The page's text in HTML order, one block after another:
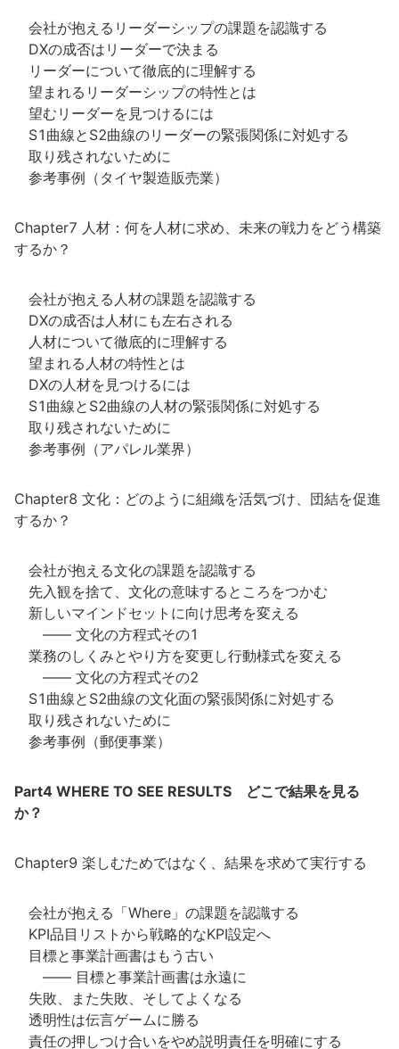
会社が抱えるリーダーシップの課題を認識する
DXの成否はリーダーで決まる
リーダーについて徹底的に理解する
望まれるリーダーシップの特性とは
望むリーダーを見つけるには
S1曲線とS2曲線のリーダーの緊張関係に対処する
取り残されないために
参考事例（タイヤ製造販売業）
Chapter7 人材：何を人材に求め、未来の戦力をどう構築
するか？
会社が抱える人材の課題を認識する
DXの成否は人材にも左右される
人材について徹底的に理解する
望まれる人材の特性とは
DXの人材を見つけるには
S1曲線とS2曲線の人材の緊張関係に対処する
取り残されないために
参考事例（アパレル業界）
Chapter8 文化：どのように組織を活気づけ、団結を促進
するか？
会社が抱える文化の課題を認識する
先入観を捨て、文化の意味するところをつかむ
新しいマインドセットに向け思考を変える
―― 文化の方程式その1
業務のしくみとやり方を変更し行動様式を変える
―― 文化の方程式その2
S1曲線とS2曲線の文化面の緊張関係に対処する
取り残されないために
参考事例（郵便事業）
Part4 WHERE TO SEE RESULTS どこで結果を見る
か？
Chapter9 楽しむためではなく、結果を求めて実行する
会社が抱える「Where」の課題を認識する
KPI品目リストから戦略的なKPI設定へ
目標と事業計画書はもう古い
―― 目標と事業計画書は永遠に
失敗、また失敗、そしてよくなる
透明性は伝言ゲームに勝る
責任の押しつけ合いをやめ説明責任を明確にする